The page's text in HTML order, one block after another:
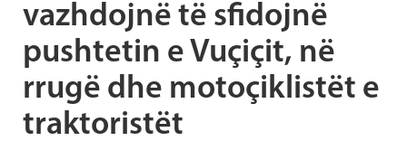
vazhdojnë të sfidojnë
pushtetin e Vuçiçit, në
rrugë dhe motoçiklistët e
traktoristët